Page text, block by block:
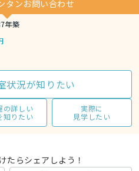
タンお問い合わせ
年築
状況が知りたい
の詳しい
知りたい
実際に
見学したい
たらシェアしよう！